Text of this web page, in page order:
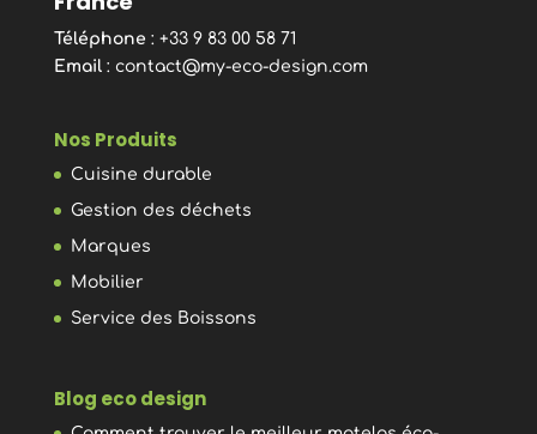
Téléphone : +33 9 83 00 58 71
Email: contact@my-eco-design.com
Nos Produits
Cuisine durable
Gestion des déchets
Marques
Mobilier
Service des Boissons
Blog eco design